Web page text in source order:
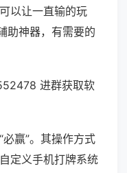
以让一直输的玩
助神器，有需要的
进群获取软
赢”。其操作方式
定义手机打牌系统